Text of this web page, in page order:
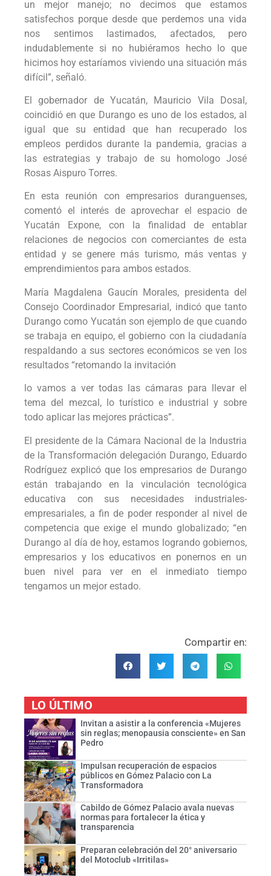
un mejor manejo; no decimos que estamos
satisfechos porque desde que perdemos una vida
nos sentimos lastimados, afectados, pero
indudablemente si no hubiéramos hecho lo que
hicimos hoy estaríamos viviendo una situación más
difícil”, señaló.
El gobernador de Yucatán, Mauricio Vila Dosal,
coincidió en que Durango es uno de los estados, al
igual que su entidad que han recuperado los
empleos perdidos durante la pandemia, gracias a
las estrategias y trabajo de su homologo José
Rosas Aispuro Torres.
En esta reunión con empresarios duranguenses,
comentó el interés de aprovechar el espacio de
Yucatán Expone, con la finalidad de entablar
relaciones de negocios con comerciantes de esta
entidad y se genere más turismo, más ventas y
emprendimientos para ambos estados.
María Magdalena Gaucín Morales, presidenta del
Consejo Coordinador Empresarial, indicó que tanto
Durango como Yucatán son ejemplo de que cuando
se trabaja en equipo, el gobierno con la ciudadanía
respaldando a sus sectores económicos se ven los
resultados “retomando la invitación
lo vamos a ver todas las cámaras para llevar el
tema del mezcal, lo turístico e industrial y sobre
todo aplicar las mejores prácticas”.
El presidente de la Cámara Nacional de la Industria
de la Transformación delegación Durango, Eduardo
Rodríguez explicó que los empresarios de Durango
están trabajando en la vinculación tecnológica
educativa con sus necesidades industriales-
empresariales, a fin de poder responder al nivel de
competencia que exige el mundo globalizado; “en
Durango al día de hoy, estamos logrando gobiernos,
empresarios y los educativos en ponernos en un
buen nivel para ver en el inmediato tiempo
tengamos un mejor estado.
Compartir en:
LO ÚLTIMO
Invitan a asistir a la conferencia «Mujeres
sin reglas; menopausia consciente» en San
Pedro
Impulsan recuperación de espacios
públicos en Gómez Palacio con La
Transformadora
Cabildo de Gómez Palacio avala nuevas
normas para fortalecer la ética y
transparencia
Preparan celebración del 20° aniversario
del Motoclub «Irritilas»